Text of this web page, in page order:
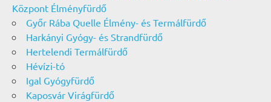
Központ Élményfürdő
Győr Rába Quelle Élmény- és Termálfürdő
Harkányi Gyógy- és Strandfürdő
Hertelendi Termálfürdő
Hévízi-tó
Igal Gyógyfürdő
Kaposvár Virágfürdő